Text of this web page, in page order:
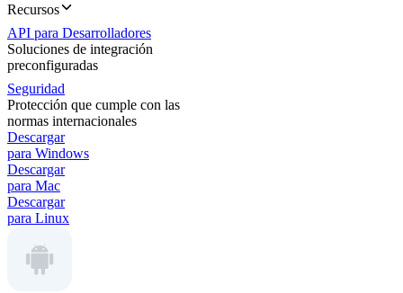
Recursos
API para Desarrolladores
Soluciones de integración
preconfiguradas
Seguridad
Protección que cumple con las
normas internacionales
Descargar
para Windows
Descargar
para Mac
Descargar
para Linux